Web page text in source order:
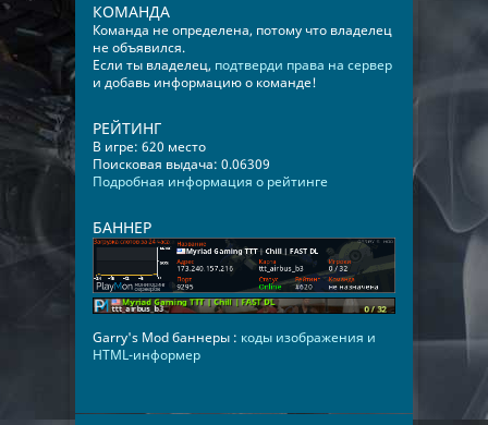
КОМАНДА
Команда не определена, потому что владелец
не объявился.
Если ты владелец, подтверди права на сервер
и добавь информацию о команде!
РЕЙТИНГ
В игре: 620 место
Поисковая выдача: 0.06309
Подробная информация о рейтинге
БАННЕР
Garry's Mod баннеры : коды изображения и
HTML-информер